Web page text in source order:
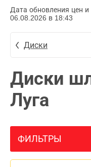
Дата обновления цен и
06.08.2026 в 18:43
Диски
Диски
Луга
ФИЛЬТРЫ